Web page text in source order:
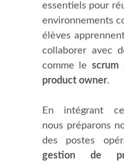
essentiels pour
environnements
élèves
collaborer avec
comme le scrum
product owner.
En intégrant
nous préparons
des postes
gestion de